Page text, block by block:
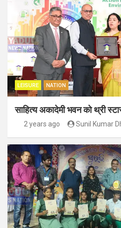
LEISURE NATION
साहित्य अकादेमी भवन को थ्री
2 years ago Sunil Kumar